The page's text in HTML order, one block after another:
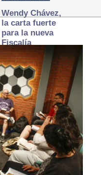
Wendy Chávez,
la carta fuerte
para la nueva
Fiscalía
autónoma